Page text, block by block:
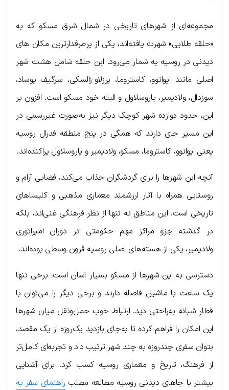
مجموعه‌ای از شهرهای تاریخی در شمال شرق مسکو که به
«حلقه طلایی» شهرت یافته‌اند، یکی از پرطرفدارترین مکان های
دیدنی در روسیه به شمار می‌رود. این حلقه شامل هشت شهر
اصلی مانند ایوانوو، کاستروما، پرزلاو-زالسکی، سرگیف پوساد،
سوزدال، ولادیمیر، یاروسلاول و البته خود مسکو است. افزون بر
این، حدود دوازده شهر کوچک دیگر نیز به‌صورت غیررسمی در
این مسیر جای دارند که همگی در پنج منطقه فدرال روسیه
یعنی ایوانوو، کاستروما، مسکو، ولادیمیر و یاروسلاول پراکنده‌اند.
آنچه این شهرها را برای گردشگران جذاب می‌کند، فضایی آرام و
روستایی همراه با آثار ارزشمند معماری مذهبی و کلیساهای
تاریخی است. این مناطق نه تنها از نظر فرهنگی غنی‌اند، بلکه
در گذشته جزو مراکز مهم حکومتی در دوران امپراتوری
ولادیمیر، یکی از هسته‌های اصلی روسیه قرون وسطی بوده‌اند.
دسترسی به این شهرها از مسکو بسیار آسان است؛ برخی تنها
یک ساعت با ماشین فاصله دارند و برخی دیگر را می‌توان با
قطار شبانه به‌راحتی دید. ارتباط خوب حمل‌ونقل میان شهرها
این امکان را فراهم کرده تا به‌جای بازدید یک‌روزه از یک مقصد،
بتوان سفری چندروزه به چند شهر ترتیب داد و تجربه‌ای کامل‌تر
از فرهنگ، تاریخ و معماری روسیه کسب کرد. برای آشنایی
بیشتر با جاهای دیدنی روسیه مطالعه مطلب راهنمای سفر به